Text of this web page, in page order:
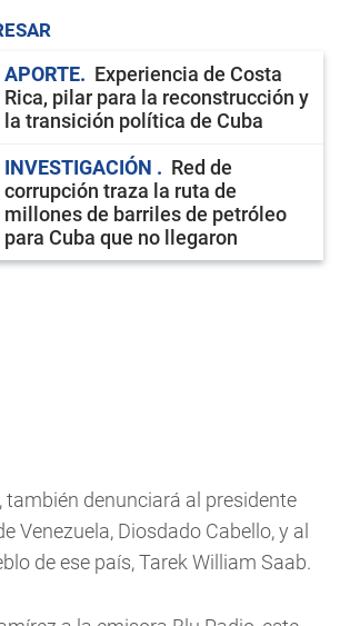
APORTE
Experiencia de Costa
Rica, pilar para la reconstrucción y
la transición política de Cuba
INVESTIGACIÓN
Red de
corrupción traza la ruta de
millones de barriles de petróleo
para Cuba que no llegaron
denunciará al presidente
Venezuela, Diosdado Cabello, y al
de ese país, Tarek William Saab.